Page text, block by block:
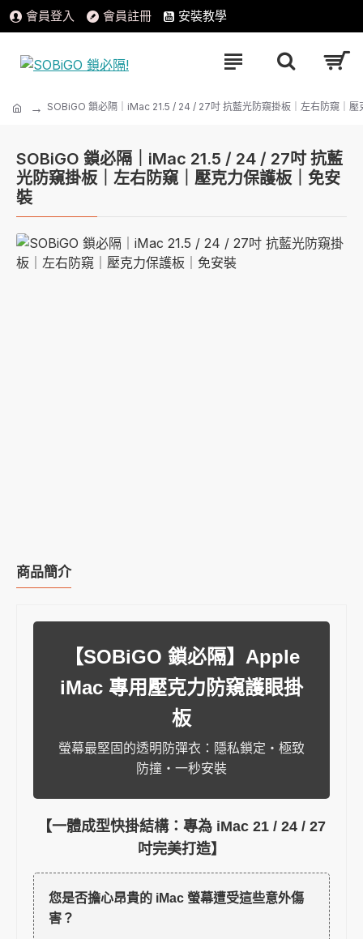
會員登入 會員註冊 安裝教學
SOBiGO 鎖必隔｜iMac 21.5 / 24 / 27吋 抗藍光防窺掛板｜左右防窺｜壓
SOBiGO 鎖必隔｜iMac 21.5 / 24 / 27吋 抗藍
光防窺掛板｜左右防窺｜壓克力保護板｜免安
裝
商品簡介
【SOBiGO 鎖必隔】Apple
iMac 專用壓克力防窺護眼掛
板
螢幕最堅固的透明防彈衣：隱私鎖定・極致
防撞・一秒安裝
【一體成型快掛結構：專為 iMac 21 / 24 / 27
吋完美打造】
您是否擔心昂貴的 iMac 螢幕遭受這些意外傷
害？